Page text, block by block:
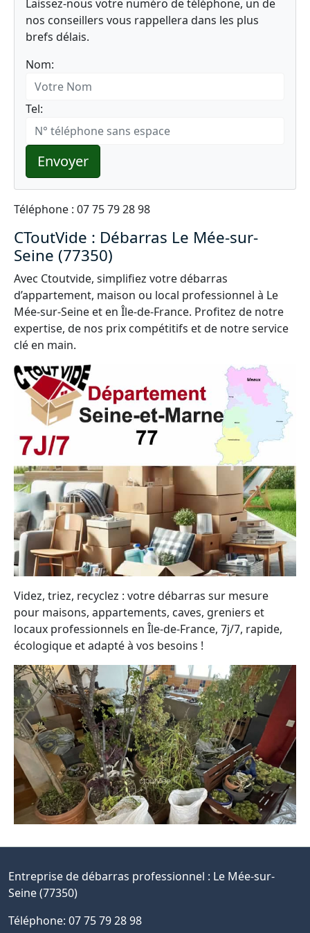
Laissez-nous votre numéro de téléphone, un de
nos conseillers vous rappellera dans les plus
brefs délais.
Nom:
Tel:
Envoyer
Téléphone : 07 75 79 28 98
CToutVide : Débarras Le Mée-sur-
Seine (77350)
Avec Ctoutvide, simplifiez votre débarras
d’appartement, maison ou local professionnel à Le
Mée-sur-Seine et en Île-de-France. Profitez de notre
expertise, de nos prix compétitifs et de notre service
clé en main.
Videz, triez, recyclez : votre débarras sur mesure
pour maisons, appartements, caves, greniers et
locaux professionnels en Île-de-France, 7j/7, rapide,
écologique et adapté à vos besoins !
Entreprise de débarras professionnel : Le Mée-sur-
Seine (77350)
Téléphone: 07 75 79 28 98